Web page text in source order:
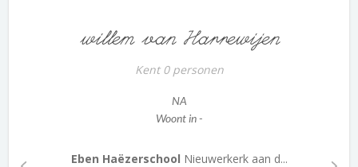
willem van Harrewijen
Kent 0 personen
NA
Woont in -
Eben Haëzerschool Nieuwerkerk aan d...